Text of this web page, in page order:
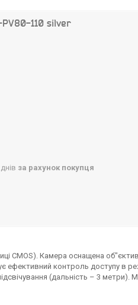
110 silver
за рахунок покупця
CMOS). Камера оснащена
ефективний контроль доступу в
(дальність – 3 метри).